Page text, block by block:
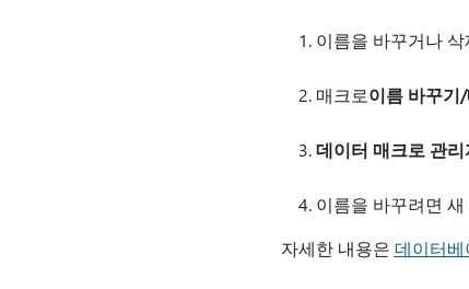
이름을 바꾸거나
매크로이름 바꾸기
데이터 매크로 관리
이름을 바꾸려면
자세한 내용은 데이터